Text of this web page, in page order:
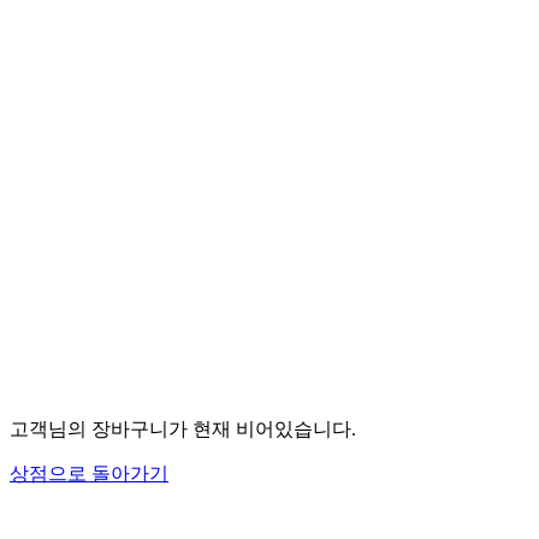
고객님의 장바구니가 현재 비어있습니다.
상점으로 돌아가기